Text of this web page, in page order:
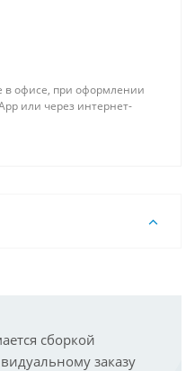
в офисе, при оформлении
или через интернет-
сборкой
заказу